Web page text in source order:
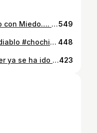
Hazlo. Y si te da Miedo, Hazlo con Miedo…. . . . . . . . . . #colors #phography #poses #vestido #manzana40 #scz #sczbolivia #goodvibes549
🏔️🌄 📍Chochis ⛰️ #mueladeldiablo #chochis #roboré #vacaciones #⛰️ 448
Disfruta Hoy de la Vida, el Ayer ya se ha ido y el mañana puede que nunca Llegue.☄️ . . . . . . . . . . . . #friends #party #red #merrychristmas #verde #goodvibes #smile423